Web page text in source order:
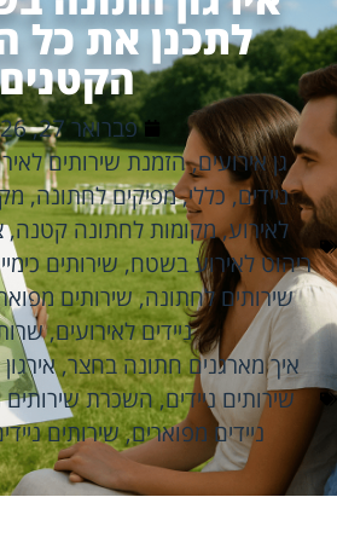
לתכנן את כל
פברואר 27, 2026
גן אירועים,הזמנת שירותים
ניידים,כללי,מפיקים לחתונה,
לאירוע,מקומות לחתונה קטנה,
ריהוט לאירוע בשטח,שירותים
שירותים לחתונה,שירותים
ניידים לאירועים,
איך מארגנים חתונה בחצר,
שירותים ניידים,השכרת שירותים
ניידים מפוארים,שירותים